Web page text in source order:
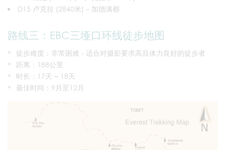
D15 卢克拉 (2840米) – 加德满都
路线三：EBC三垭口环线徒步地图
徒步难度：非常困难 - 适合对摄影要求高且体力良好的徒步者
距离：188公里
时长：17天 ~ 18天
最佳时间：9月至12月